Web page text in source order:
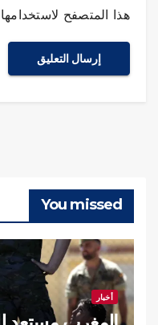
هذا المتصفح
You missed
أخبار